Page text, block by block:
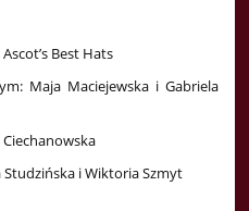
Best Hats
Maja Maciejewska i Gabriela
Ciechanowska
Studzińska i Wiktoria Szmyt